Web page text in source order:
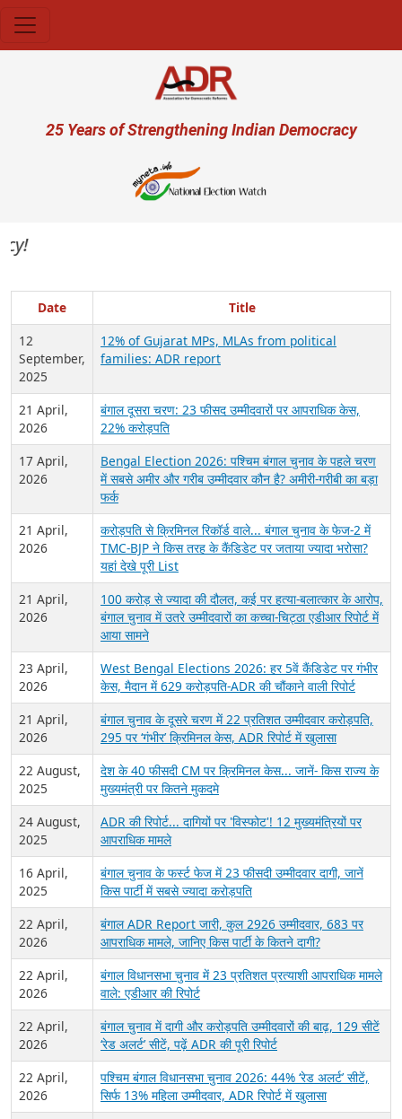
User account menu
25 Years of Strengthening Indian Democracy
Date
Title
12
September,
2025
12% of Gujarat MPs, MLAs from political
families: ADR report
21 April,
2026
बंगाल दूसरा चरण: 23 फीसद उम्मीदवारों पर आपराधिक केस,
22% करोड़पति
17 April,
2026
Bengal Election 2026: पश्चिम बंगाल चुनाव के पहले चरण
में सबसे अमीर और गरीब उम्मीदवार कौन है? अमीरी-गरीबी का बड़ा
फर्क
21 April,
2026
करोड़पति से क्रिमिनल रिकॉर्ड वाले... बंगाल चुनाव के फेज-2 में
TMC-BJP ने किस तरह के कैंडिडेट पर जताया ज्यादा भरोसा?
यहां देखे पूरी List
21 April,
2026
100 करोड़ से ज्यादा की दौलत, कई पर हत्या-बलात्कार के आरोप,
बंगाल चुनाव में उतरे उम्मीदवारों का कच्चा-चिट्ठा एडीआर रिपोर्ट में
आया सामने
23 April,
2026
West Bengal Elections 2026: हर 5वें कैंडिडेट पर गंभीर
केस, मैदान में 629 करोड़पति-ADR की चौंकाने वाली रिपोर्ट
21 April,
2026
बंगाल चुनाव के दूसरे चरण में 22 प्रतिशत उम्मीदवार करोड़पति,
295 पर ‘गंभीर’ क्रिमिनल केस, ADR रिपोर्ट में खुलासा
22 August,
2025
देश के 40 फीसदी CM पर क्रिमिनल केस... जानें- किस राज्य के
मुख्यमंत्री पर कितने मुकदमे
24 August,
2025
ADR की रिपोर्ट... दागियों पर 'विस्फोट'! 12 मुख्यमंत्रियों पर
आपराधिक मामले
16 April,
2025
बंगाल चुनाव के फर्स्ट फेज में 23 फीसदी उम्मीदवार दागी, जानें
किस पार्टी में सबसे ज्यादा करोड़पति
22 April,
2026
बंगाल ADR Report जारी, कुल 2926 उम्मीदवार, 683 पर
आपराधिक मामले, जानिए किस पार्टी के कितने दागी?
22 April,
2026
बंगाल विधानसभा चुनाव में 23 प्रतिशत प्रत्याशी आपराधिक मामले
वाले: एडीआर की रिपोर्ट
22 April,
2026
बंगाल चुनाव में दागी और करोड़पति उम्मीदवारों की बाढ़, 129 सीटें
‘रेड अलर्ट’ सीटें, पढ़ें ADR की पूरी रिपोर्ट
22 April,
2026
पश्चिम बंगाल विधानसभा चुनाव 2026: 44% ‘रेड अलर्ट’ सीटें,
सिर्फ 13% महिला उम्मीदवार, ADR रिपोर्ट में खुलासा